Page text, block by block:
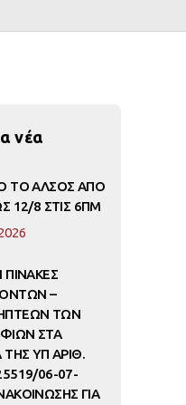
νέα
ΤΟ ΑΛΣΟΣ ΑΠΟ
12/8 ΣΤΙΣ 6ΠΜ
ΠΙΝΑΚΕΣ
–
ΤΩΝ
ΣΤΑ
ΤΗΣ ΥΠ ΑΡΙΘ.
06-07-
ΓΙΑ